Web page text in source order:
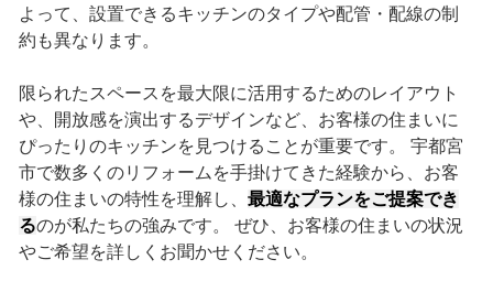
よって、設置できるキッチンのタイプや配管・配線の制
約も異なります。
限られたスペースを最大限に活用するためのレイアウト
や、開放感を演出するデザインなど、お客様の住まいに
ぴったりのキッチンを見つけることが重要です。 宇都宮
市で数多くのリフォームを手掛けてきた経験から、お客
様の住まいの特性を理解し、 最適なプランをご提案でき
るのが私たちの強みです。 ぜひ、お客様の住まいの状況
やご希望を詳しくお聞かせください。